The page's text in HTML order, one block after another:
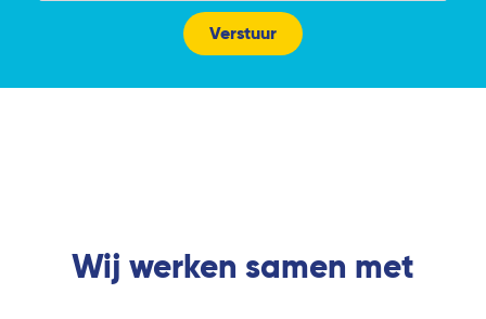
Verstuur
Wij werken samen met